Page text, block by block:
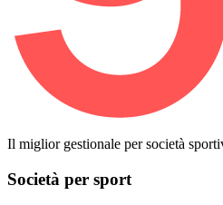
Il miglior gestionale per società
Società per sport